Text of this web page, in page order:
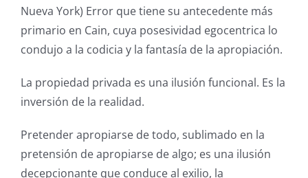
Nueva York) Error que tiene su antecedente más
primario en Cain, cuya posesividad egocentrica lo
condujo a la codicia y la fantasía de la apropiación.
La propiedad privada es una ilusión funcional. Es la
inversión de la realidad.
Pretender apropiarse de todo, sublimado en la
pretensión de apropiarse de algo; es una ilusión
decepcionante que conduce al exilio, la